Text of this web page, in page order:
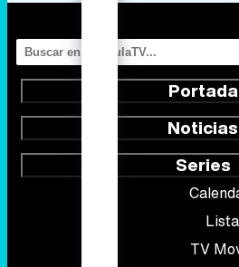
Portada
Noticias
Series
TV